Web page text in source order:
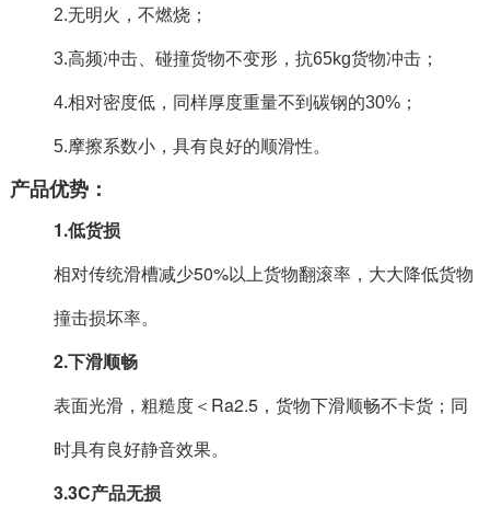
2.无明火，不燃烧；
3.高频冲击、碰撞货物不变形，抗65kg货物冲击；
4.相对密度低，同样厚度重量不到碳钢的30%；
5.摩擦系数小，具有良好的顺滑性。
产品优势：
1.低货损
相对传统滑槽减少50%以上货物翻滚率，大大降低货物
撞击损坏率。
2.下滑顺畅
表面光滑，粗糙度＜Ra2.5，货物下滑顺畅不卡货；同
时具有良好静音效果。
3.3C产品无损